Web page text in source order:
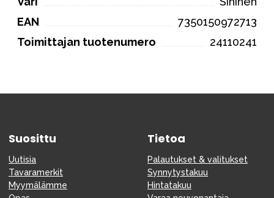
EAN
7350150972713
Toimittajan tuotenumero
24110241
Suosittu
Uutisia
Tavaramerkit
Myymälämme
Tietoa
Palautukset & valitukset
Synnytystakuu
Hintatakuu